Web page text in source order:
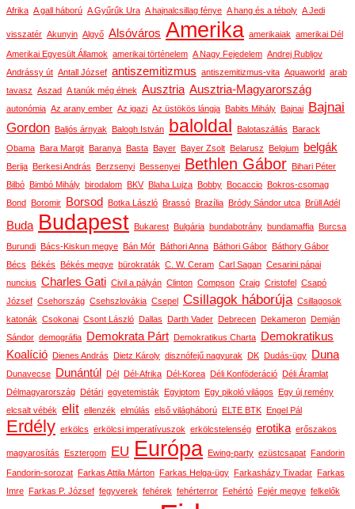
Afrika A gall háború A Gyűrűk Ura A hajnalcsillag fénye A hang és a téboly A Jedi
visszatér Akunyin Algyő Alsóváros Amerika amerikaiak amerikai Dél
Amerikai Egyesült Államok amerikai történelem A Nagy Fejedelem Andrej Rubljov
Andrássy út Antall József antiszemitizmus antiszemitizmus-vita Aquaworld arab
tavasz Aszad A tanúk még élnek Ausztria Ausztria-Magyarország
autonómia Az arany ember Az igazi Az üstökös lángja Babits Mihály Bajnai Bajnai
Gordon
Baljós árnyak Balogh István baloldal Balotaszállás
Barack
Obama
Bara Margit Baranya Basta Bayer Bayer Zsolt Belarusz Belgium belgák
Berija Berkesi András Berzsenyi Bessenyei Bethlen Gábor
Bihari Péter
Bilbó
Bimbó Mihály birodalom BKV Blaha Lujza Bobby Bocaccio
Bokros-csomag
Bond
Boromir Borsod Botka László Brassó Brazília Bródy Sándor utca Brüll Adél
Buda Budapest Bukarest Bulgária bundabotrány bundamaffia Burcsa
Burundi Bács-Kiskun megye Bán Mór Báthori Anna Báthori Gábor
Báthory Gábor
Bécs
Békés Békés megye bürokraták C. W. Ceram Carl Sagan Cesarini pápai
nuncius Charles Gati Civil a pályán Clinton Compson Craig Cristofel
Csapó
József Csehország Csehszlovákia Csepel Csillagok háborúja Csillagosok
katonák Csokonai Csont László Dallas Darth Vader Debrecen Dekameron
Demján
Sándor demográfia Demokrata Párt Demokratikus Charta
Demokratikus
Koalíció
Dienes András Dietz Károly disznófejű nagyurak DK Dudás-ügy Duna
Dunavecse Dunántúl Dél Dél-Afrika Dél-Korea Déli Konföderáció
Déli Áramlat
Délmagyarország
Détári egyetemisták Egyiptom Egy pikoló világos
Egy új remény
elcsalt vébék elit ellenzék elmúlás első világháború ELTE BTK Engel Pál
Erdély erkölcs erkölcsi imperatívuszok erkölcstelenség erotika erőszakos
magyarosítás Esztergom EU Európa Ewing-party ezüstcsapat Fandorin
Fandorin-sorozat Farkas Attila Márton Farkas Helga-ügy Farkasházy Tivadar
Farkas
Imre
Farkas P. József fegyverek fehérek fehérterror Fehértó Fejér megye felkelők